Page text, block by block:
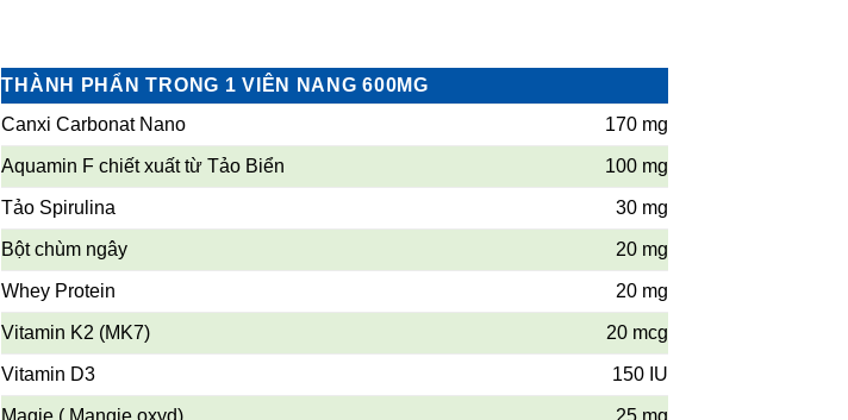
THÀNH PHẨN TRONG 1 VIÊN NANG 600MG
Canxi Carbonat Nano
170 mg
Aquamin F chiết xuất từ Tảo Biển 100 mg
Tảo Spirulina 30 mg
Bột chùm ngây 20 mg
Whey Protein 20 mg
Vitamin K2 (MK7) 20 mcg
Vitamin D3 150 IU
Magie ( Mangie oxyd) 25 mg